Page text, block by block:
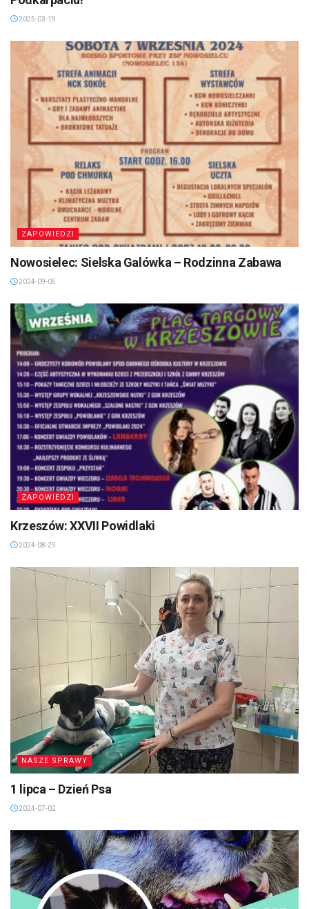
2025-03-19
ZAPOWIEDZI
Nowosielec: Sielska Galówka – Rodzinna Zabawa
2024-09-05
ZAPOWIEDZI
Krzeszów: XXVII Powidlaki
2024-08-29
NASZE SPRAWY
1 lipca – Dzień Psa
2024-07-02